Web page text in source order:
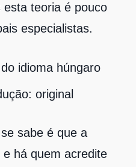
esta teoria é pouco
especialistas.
original
sabe é que a
e há quem acredite